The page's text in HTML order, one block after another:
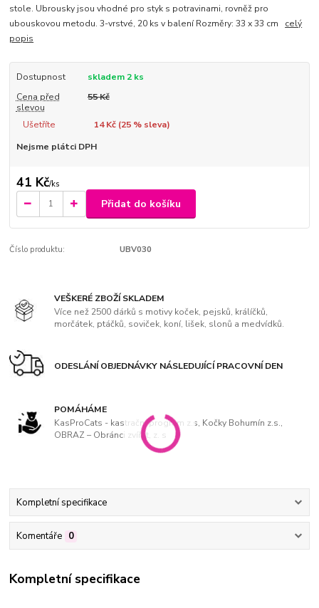
stole. Ubrousky jsou vhodné pro styk s potravinami, rovněž pro
ubouskovou metodu. 3-vrstvé, 20 ks v balení Rozměry: 33 x 33 cm celý
popis
Dostupnost
skladem 2 ks
Cena před
slevou
55 Kč
Ušetříte 14 Kč (25% sleva)
Nejsme plátci DPH
41 Kč/ks
Přidat do košíku
Číslo produktu: UBV030
VEŠKERÉ ZBOŽÍ SKLADEM
Více než 2500 dárků s motivy koček, pejsků, králíčků,
morčátek, ptáčků, soviček, koní, lišek, slonů a medvídků.
ODESLÁNÍ OBJEDNÁVKY NÁSLEDUJÍCÍ PRACOVNÍ DEN
POMÁHÁME
KasProCats - kastrační program z.s, Kočky Bohumín z.s.,
OBRAZ – Obránci zvířat, z. s
Kompletní specifikace
Komentáře 0
Kompletní specifikace